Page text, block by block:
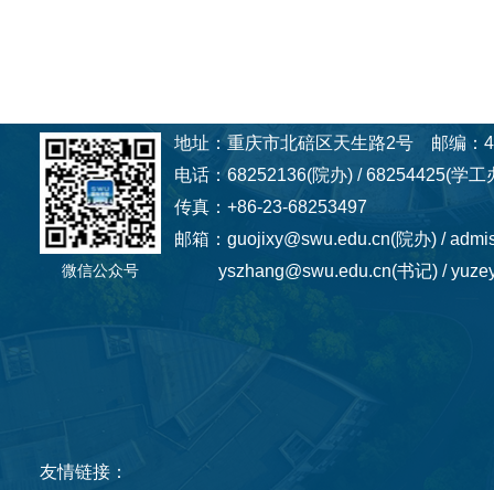
微信公众号
地址：重庆市北碚区天生路2号 邮编：
电话：68252136(院办) / 68254425(学
传真：+86-23-68253497
邮箱：guojixy@swu.edu.cn(院办) /
yszhang@swu.edu.cn(书记) /
友情链接：